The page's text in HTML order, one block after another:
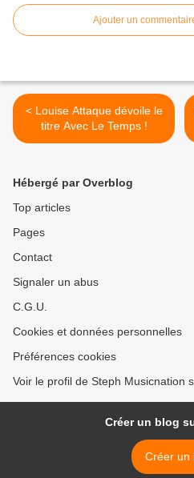
Ajouter un
< Louise Attaque dévoile le
titre Avec Le Temps !
Hébergé par Overblog
Top articles
Pages
Contact
Signaler un abus
C.G.U.
Cookies et données personnelles
Préférences cookies
Voir le profil de Steph Musicnation
Créer un blog
Créer un